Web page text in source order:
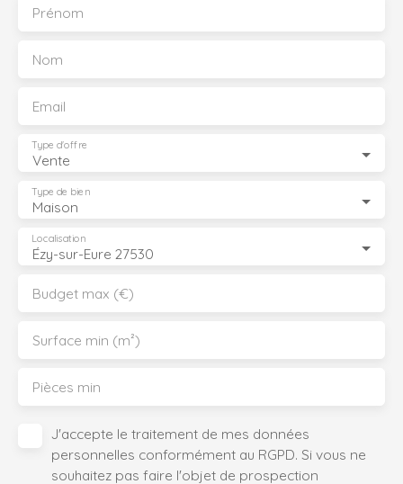
Prénom
Nom
Email
Vente
Type d'offre
Maison
Type de bien
Ézy-sur-Eure 27530
Localisation
Budget max (€)
Surface min (m²)
Pièces min
J'accepte le traitement de mes données
personnelles conformément au RGPD. Si vous ne
souhaitez pas faire l'objet de prospection